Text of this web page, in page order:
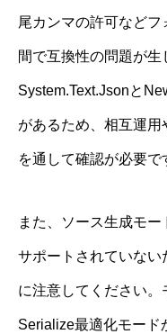
尾カンマの許可など
間で互換性の問題が生
System.Text.Jsonと
があるため、相互運用
を通して確認が必要で
また、ソース生成モ
サポートされていな
に注意してください
Serialize最適化モード